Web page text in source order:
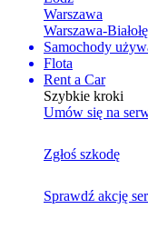
Warszawa
Warszawa-
Samochody
Flota
Rent a Car
Szybkie kroki
Umów się na
Zgłoś szkodę
Sprawdź akcję